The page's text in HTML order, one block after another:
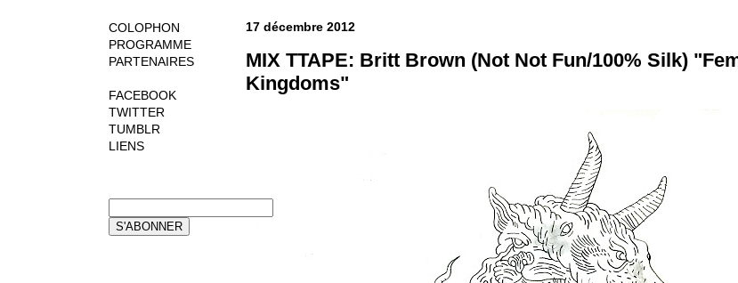
17 décembre 2012
MIX TTAPE: Britt Brown (Not Not Fun/100% Silk)
Kingdoms"
COLOPHON
PROGRAMME
PARTENAIRES
FACEBOOK
TWITTER
TUMBLR
LIENS